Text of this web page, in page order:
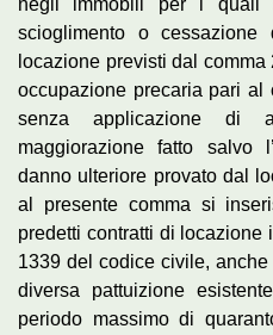
scioglimento o
locazione previsti dal comma
occupazione precaria pari al
senza applicazione di
maggiorazione fatto salvo
danno ulteriore provato dal
al presente comma si
predetti contratti di locazione
1339 del codice civile,
diversa pattuizione
periodo massimo di